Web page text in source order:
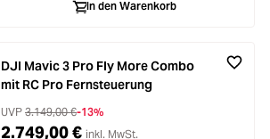
In den Warenkorb
DJI Mavic 3 Pro Fly More Combo
mit RC Pro Fernsteuerung
UVP 3.149,00 €-13%
2.749,00 € inkl. MwSt.